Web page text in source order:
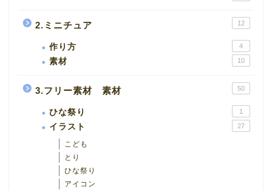
2.ミニチュア 12
作り方 4
素材 10
3.フリー素材 素材 50
ひな祭り 1
イラスト 27
こども
とり
ひな祭り
アイコン